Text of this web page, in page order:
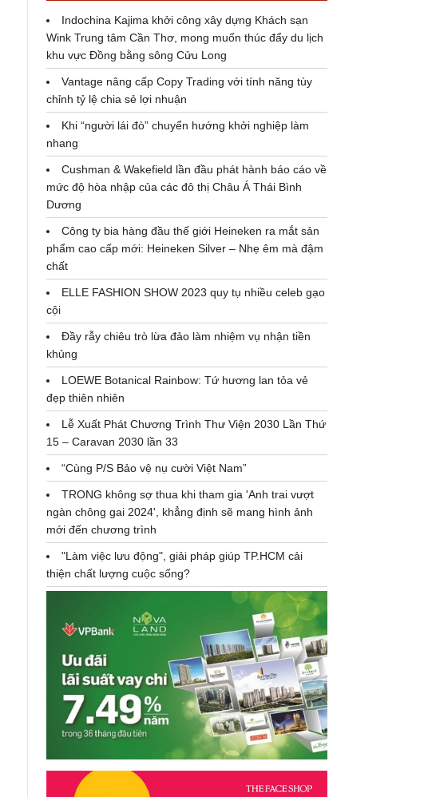
Indochina Kajima khởi công xây dựng Khách sạn
Wink Trung tâm Cần Thơ, mong muốn thúc đẩy du lịch
khu vực Đồng bằng sông Cửu Long
Vantage nâng cấp Copy Trading với tính năng tùy
chỉnh tỷ lệ chia sẻ lợi nhuận
Khi “người lái đò” chuyển hướng khởi nghiệp làm
nhang
Cushman & Wakefield lần đầu phát hành báo cáo về
mức độ hòa nhập của các đô thị Châu Á Thái Bình
Dương
Công ty bia hàng đầu thế giới Heineken ra mắt sản
phẩm cao cấp mới: Heineken Silver – Nhẹ êm mà đậm
chất
ELLE FASHION SHOW 2023 quy tụ nhiều celeb gạo
cội
Đầy rẫy chiêu trò lừa đảo làm nhiệm vụ nhận tiền
khủng
LOEWE Botanical Rainbow: Tứ hương lan tỏa vẻ
đẹp thiên nhiên
Lễ Xuất Phát Chương Trình Thư Viện 2030 Lần Thứ
15 – Caravan 2030 lần 33
“Cùng P/S Bảo vệ nụ cười Việt Nam”
TRONG không sợ thua khi tham gia 'Anh trai vượt
ngàn chông gai 2024', khẳng định sẽ mang hình ảnh
mới đến chương trình
"Làm việc lưu động", giải pháp giúp TP.HCM cải
thiện chất lượng cuộc sống?